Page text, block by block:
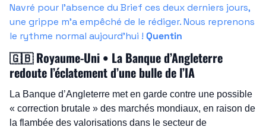
Navré pour l’absence du Brief ces deux derniers jours,
une grippe m’a empêché de le rédiger. Nous reprenons
le rythme normal aujourd’hui ! Quentin
🇬🇧 Royaume-Uni • La Banque d’Angleterre
redoute l’éclatement d’une bulle de l’IA
La Banque d’Angleterre met en garde contre une possible
« correction brutale » des marchés mondiaux, en raison de
la flambée des valorisations dans le secteur de